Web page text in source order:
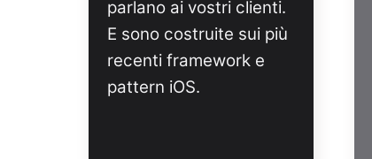
parlano ai vostri clienti.
E sono costruite sui più
recenti framework e
pattern iOS.